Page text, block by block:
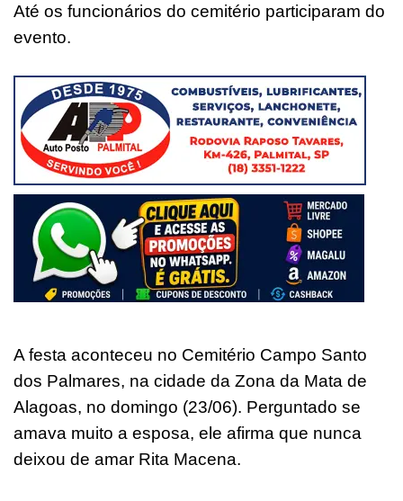
Até os funcionários do cemitério participaram do
evento.
A festa aconteceu no Cemitério Campo Santo
dos Palmares, na cidade da Zona da Mata de
Alagoas, no domingo (23/06). Perguntado se
amava muito a esposa, ele afirma que nunca
deixou de amar Rita Macena.